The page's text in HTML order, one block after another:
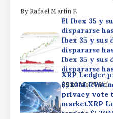
By Rafael Martín F.
El Ibex 35 y
dispararse
Ibex 35 y sus
dispararse
Ibex 35 y sus
dispararse
By Rafael Martín
XRP Ledger
$530M RWA
privacy vote
marketXRP
targets